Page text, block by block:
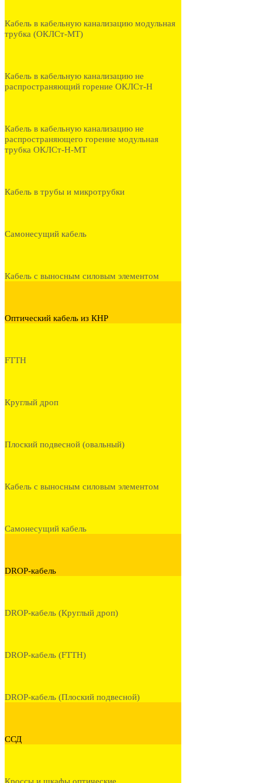
Кабель в кабельную канализацию модульная
трубка (ОКЛСт-МТ)
Кабель в кабельную канализацию не
распространяющий горение ОКЛСт-Н
Кабель в кабельную канализацию не
распространяющего горение модульная
трубка ОКЛСт-Н-МТ
Кабель в трубы и микротрубки
Самонесущий кабель
Кабель с выносным силовым элементом
Оптический кабель из КНР
FTTH
Круглый дроп
Плоский подвесной (овальный)
Кабель с выносным силовым элементом
Самонесущий кабель
DROP-кабель
DROP-кабель (Круглый дроп)
DROP-кабель (FTTH)
DROP-кабель (Плоский подвесной)
ССД